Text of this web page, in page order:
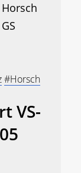
Horsch
#Horsch
VS-